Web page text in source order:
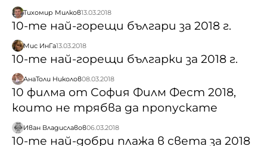
Тихомир Милков13.03.2018
10-те най-горещи българи за 2018 г.
Мис ИнГа13.03.2018
10-те най-горещи българки за 2018 г.
АнаТоли Николов08.03.2018
10 филма от София Филм Фест 2018,
които не трябва да пропускате
Иван Владиславов06.03.2018
10-те най-добри плажа в света за 2018